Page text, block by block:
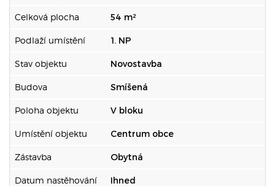
Celková plocha 54 m²
Podlaží umístění 1. NP
Stav objektu Novostavba
Budova Smíšená
Poloha objektu V bloku
Umístění objektu Centrum obce
Zástavba Obytná
Datum nastěhování Ihned